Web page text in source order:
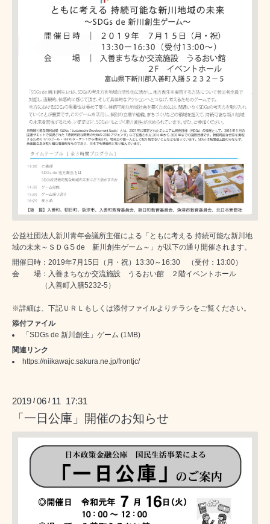
公益社団法人新川青年会議所主催による「ともに考える 持続可能な新川地
域の未来～ＳＤＧS de 新川創生ゲーム～」が以下の通り開催されます。
開催日時：2019年7月15日（月・祝）13:30～16:30 （受付：13:00）
会 場：入善まちなか交流施設 うるおい館 ２階イベントホール
（入善町入膳5232-5）
※詳細は、下記ＵＲＬもしくは添付ファイルよりチラシをご覧ください。
添付ファイル
「SDGs de 新川創生」ゲーム (1MB)
関連リンク
https://niikawajc.sakura.ne.jp/frontjc/
2019 /06 / 11 17:31
「一日公庫」開催のお知らせ